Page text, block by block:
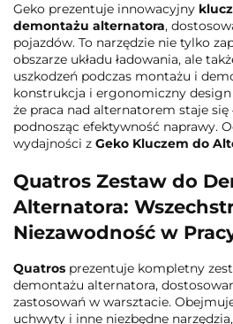
Geko prezentuje innowacyjny
demontażu alternatora,
pojazdów. To narzędzie nie tylko
obszarze układu ładowania, ale
uszkodzeń podczas montażu i
konstrukcja i ergonomiczny design
że praca nad alternatorem staje się
podnosząc efektywność naprawy.
wydajności z Geko Kluczem do
Quatros Zestaw do
Alternatora:
Niezawodność w
Quatros prezentuje kompletny
demontażu alternatora,
zastosowań w warsztacie.
uchwyty i inne niezbędne